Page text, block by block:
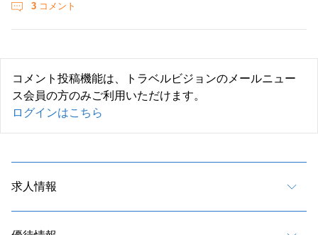
3 コメント
コメント投稿機能は、トラベルビジョンのメールニュー
ス会員の方のみご利用いただけます。
ログインはこちら
求人情報